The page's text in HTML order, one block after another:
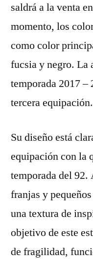
saldrá a la venta
momento, los
como color
fucsia y negro. La
temporada 2017
tercera equipación.
Su diseño está
equipación con la
temporada del 92.
franjas y
una textura de
objetivo de este
de fragilidad,